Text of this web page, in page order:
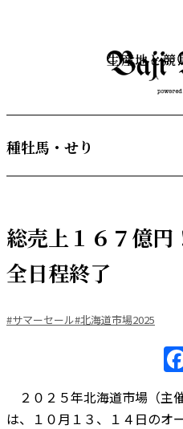
生産地と競
種牡馬・せり
総売上１６７億
全日程終了
#サマーセール#北海道市場2025
２０２５年北海道市場（主
は、１０月１３、１４日のオ